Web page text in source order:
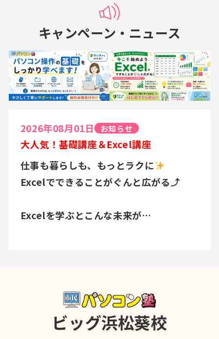
キャンペーン・ニュース
2026年08月01日 お知らせ
大人気！基礎講座＆Excel講座
仕事も暮らしも、もっとラクに
Excelでできることがぐんと広がる⤴
Excelを学ぶとこんな未来が…
☑就職・転職にも強いスキルに
基礎から丁寧に学べるので
ビッグ浜松葵校